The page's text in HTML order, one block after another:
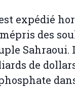
expédié
des
Sahraoui.
de